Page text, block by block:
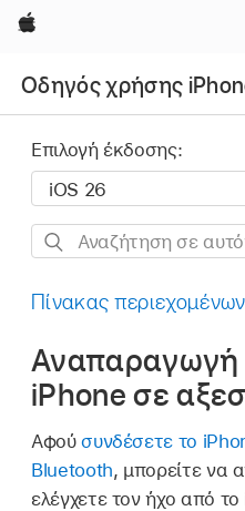
Apple
Οδηγός χρήσης
Επιλογή έκδοσης:
Αναζήτηση
αυτόν
οδηγό
Πίνακας περιεχομένων
Αναπαραγωγή
iPhone σε
Αφούσυνδέσετε το
Bluetooth, μπορείτε να
ελέγχετε τον ήχο από